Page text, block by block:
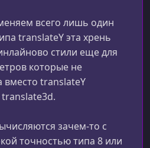
всего лишь один
translateY эта хрень
стили еще для
которые не
вместо translateY
translate3d.
зачем-то с
точностью типа 8 или